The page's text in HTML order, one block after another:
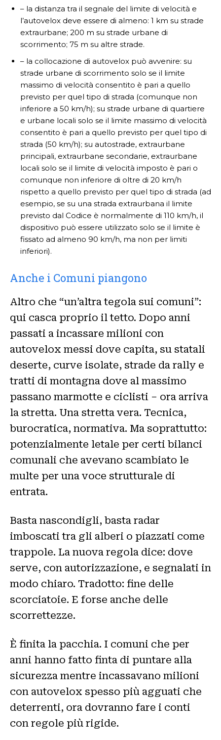
– la distanza tra il segnale del limite di velocità e
l’autovelox deve essere di almeno: 1 km su strade
extraurbane; 200 m su strade urbane di
scorrimento; 75 m su altre strade.
– la collocazione di autovelox può avvenire: su
strade urbane di scorrimento solo se il limite
massimo di velocità consentito è pari a quello
previsto per quel tipo di strada (comunque non
inferiore a 50 km/h); su strade urbane di quartiere
e urbane locali solo se il limite massimo di velocità
consentito è pari a quello previsto per quel tipo di
strada (50 km/h); su autostrade, extraurbane
principali, extraurbane secondarie, extraurbane
locali solo se il limite di velocità imposto è pari o
comunque non inferiore di oltre di 20 km/h
rispetto a quello previsto per quel tipo di strada (ad
esempio, se su una strada extraurbana il limite
previsto dal Codice è normalmente di 110 km/h, il
dispositivo può essere utilizzato solo se il limite è
fissato ad almeno 90 km/h, ma non per limiti
inferiori).
Anche i Comuni piangono
Altro che “un’altra tegola sui comuni”:
qui casca proprio il tetto. Dopo anni
passati a incassare milioni con
autovelox messi dove capita, su statali
deserte, curve isolate, strade da rally e
tratti di montagna dove al massimo
passano marmotte e ciclisti – ora arriva
la stretta. Una stretta vera. Tecnica,
burocratica, normativa. Ma soprattutto:
potenzialmente letale per certi bilanci
comunali che avevano scambiato le
multe per una voce strutturale di
entrata.
Basta nascondigli, basta radar
imboscati tra gli alberi o piazzati come
trappole. La nuova regola dice: dove
serve, con autorizzazione, e segnalati in
modo chiaro. Tradotto: fine delle
scorciatoie. E forse anche delle
scorrettezze.
È finita la pacchia. I comuni che per
anni hanno fatto finta di puntare alla
sicurezza mentre incassavano milioni
con autovelox spesso più agguati che
deterrenti, ora dovranno fare i conti
con regole più rigide.